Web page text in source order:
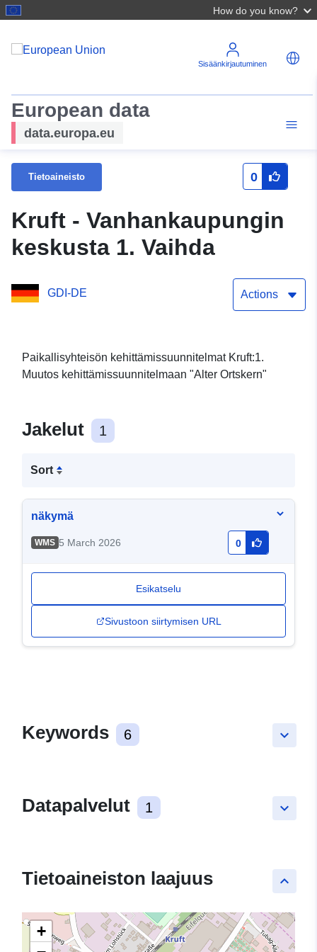
How do you know?
Sisäänkirjautuminen
European data
data.europa.eu
Tietoaineisto 0
Kruft - Vanhankaupungin
keskusta 1. Vaihda
GDI-DE Actions
Paikallisyhteisön kehittämissuunnitelmat Kruft:1.
Muutos kehittämissuunnitelmaan "Alter Ortskern"
Jakelut 1
Sort
näkymä
WMS 5 March 2026 0
Esikatselu
Sivustoon siirtymisen URL
keyboard_arrow_down
Keywords 6
keyboard_arrow_down
Datapalvelut 1
keyboard_arrow_up
Tietoaineiston laajuus
+